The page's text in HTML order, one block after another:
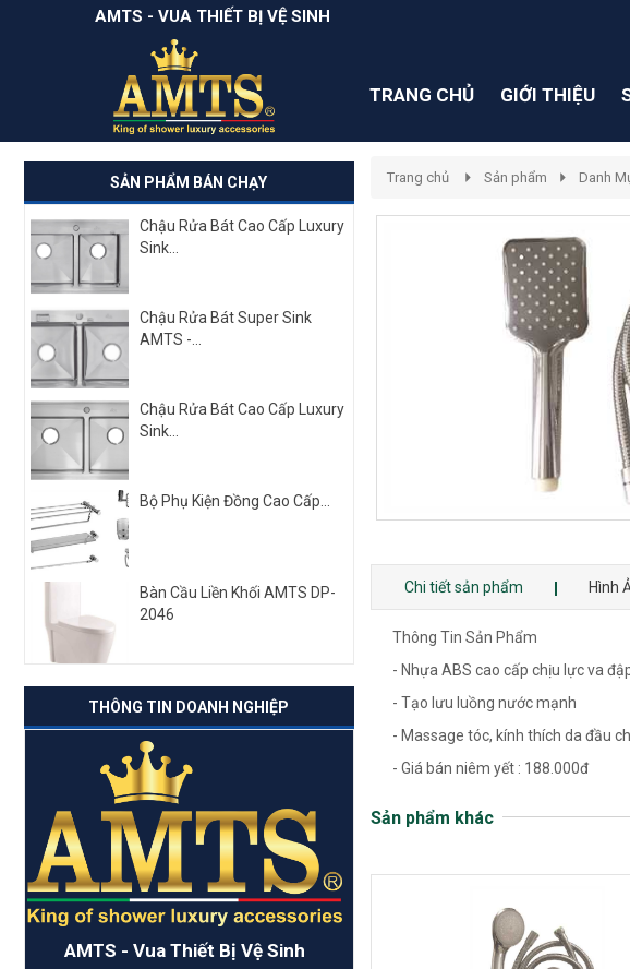
AMTS - VUA THIẾT BỊ VỆ SINH
TRANG CHỦ GIỚI THIỆU
SẢN PHẨM BÁN CHẠY
Chậu Rửa Bát Cao Cấp Luxury
Sink...
Chậu Rửa Bát Super Sink
AMTS -...
Chậu Rửa Bát Cao Cấp Luxury
Sink...
Bộ Phụ Kiện Đồng Cao Cấp...
Bàn Cầu Liền Khối AMTS DP-
2046
THÔNG TIN DOANH NGHIỆP
AMTS - Vua Thiết Bị Vệ Sinh
Trang chủ Sản phẩm Danh
Chi tiết sản phẩm Hình
Thông Tin Sản Phẩm
- Nhựa ABS cao cấp chịu lực va
- Tạo lưu luồng nước mạnh
- Massage tóc, kính thích da đầu
- Giá bán niêm yết : 188.000đ
Sản phẩm khác